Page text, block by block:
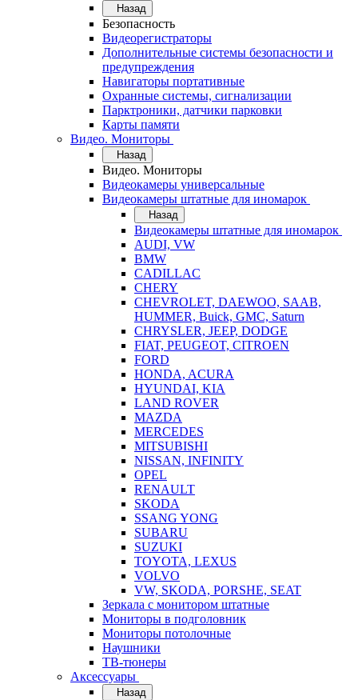
Назад
Безопасность
Видеорегистраторы
Дополнительные системы безопасности и
предупреждения
Навигаторы портативные
Охранные системы, сигнализации
Парктроники, датчики парковки
Карты памяти
Видео. Мониторы
Назад
Видео. Мониторы
Видеокамеры универсальные
Видеокамеры штатные для иномарок
Назад
Видеокамеры штатные для иномарок
AUDI, VW
BMW
CADILLAC
CHERY
CHEVROLET, DAEWOO, SAAB,
HUMMER, Buick, GMC, Saturn
CHRYSLER, JEEP, DODGE
FIAT, PEUGEOT, CITROEN
FORD
HONDA, ACURA
HYUNDAI, KIA
LAND ROVER
MAZDA
MERCEDES
MITSUBISHI
NISSAN, INFINITY
OPEL
RENAULT
SKODA
SSANG YONG
SUBARU
SUZUKI
TOYOTA, LEXUS
VOLVO
VW, SKODA, PORSHE, SEAT
Зеркала с монитором штатные
Мониторы в подголовник
Мониторы потолочные
Наушники
ТВ-тюнеры
Аксессуары
Назад